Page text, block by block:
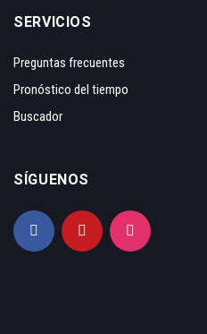
SERVICIOS
Preguntas frecuentes
Pronóstico del tiempo
Buscador
SÍGUENOS